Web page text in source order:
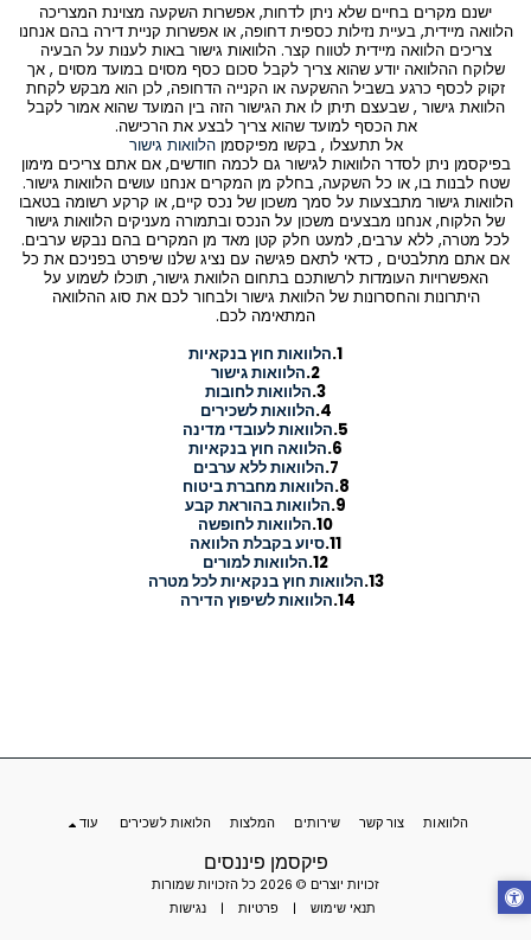
ישנם מקרים בחיים שלא ניתן לדחות, אפשרות השקעה מצוינת המצריכה
הלוואה מיידית, בעיית נזילות כספית דחופה, או אפשרות קניית דירה בהם אנחנו
צריכים הלוואה מיידית לטווח קצר. הלוואות גישור באות לענות על הבעיה
שלוקח ההלוואה יודע שהוא צריך לקבל סכום כסף מסוים במועד מסוים , אך
זקוק לכסף כרגע בשביל ההשקעה או הקנייה הדחופה, לכן הוא מבקש לקחת
הלוואת גישור , שבעצם תיתן לו את הגישור הזה בין המועד שהוא אמור לקבל
את הכסף למועד שהוא צריך לבצע את הרכישה.
אל תתעצלו , בקשו מפיקסמןהלוואות גישור
בפיקסמן ניתן לסדר הלוואות לגישור גם לכמה חודשים, אם אתם צריכים מימון
שטח לבנות בו, או כל השקעה, בחלק מן המקרים אנחנו עושים הלוואות גישור.
הלוואות גישור מתבצעות על סמך משכון של נכס קיים, או קרקע רשומה בטאבו
של הלקוח, אנחנו מבצעים משכון על הנכס ובתמורה מעניקים הלוואות גישור
לכל מטרה, ללא ערבים, למעט חלק קטן מאד מן המקרים בהם נבקש ערבים.
אם אתם מתלבטים , כדאי לתאם פגישה עם נציג שלנו שיפרט בפניכם את כל
האפשרויות העומדות לרשותכם בתחום הלוואת גישור, תוכלו לשמוע על
היתרונות והחסרונות של הלוואת גישור ולבחור לכם את סוג ההלוואה
המתאימה לכם.
1. הלוואות חוץ בנקאיות
2. הלוואות גישור
3. הלוואות לחובות
4. הלוואות לשכירים
5. הלוואות לעובדי מדינה
6. הלוואה חוץ בנקאיות
7. הלוואות ללא ערבים
8. הלוואות מחברת ביטוח
9. הלוואות בהוראת קבע
10. הלוואות לחופשה
11. סיוע בקבלת הלוואה
12. הלוואות למורים
13. הלוואות חוץ בנקאיות לכל מטרה
14. הלוואות לשיפוץ הדירה
פיקסמן פיננסים
זכויות יוצרים © 2026 כל הזכויות שמורות
תנאי שימוש | פרטיות | נגישות
הלוואות צור קשר שירותים המלצות הלואות לשכירים עוד